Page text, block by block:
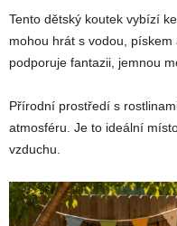
Tento dětský koutek vybízí
mohou hrát s vodou,
podporuje fantazii, jemnou
Přírodní prostředí s
atmosféru. Je to ideální
vzduchu.